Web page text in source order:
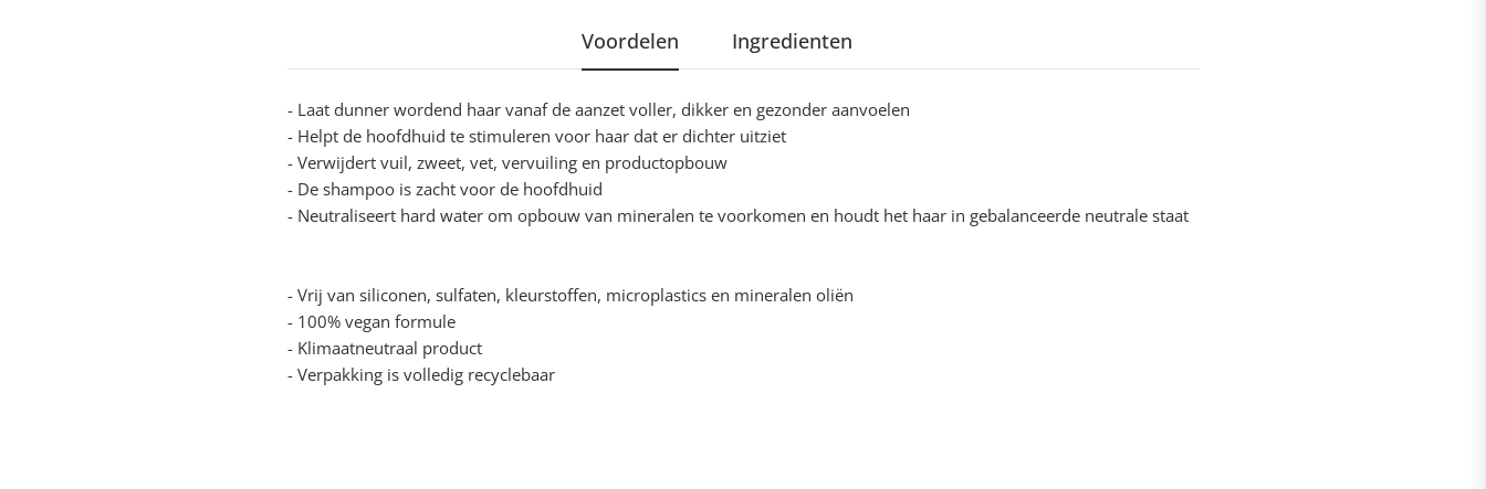
Voordelen Ingredienten
- Laat dunner wordend haar vanaf de aanzet voller, dikker en gezonder aanvoelen
- Helpt de hoofdhuid te stimuleren voor haar dat er dichter uitziet
- Verwijdert vuil, zweet, vet, vervuiling en productopbouw
- De shampoo is zacht voor de hoofdhuid
- Neutraliseert hard water om opbouw van mineralen te voorkomen en houdt het haar in gebalanceerde neutrale staat
- Vrij van siliconen, sulfaten, kleurstoffen, microplastics en mineralen oliën
- 100% vegan formule
- Klimaatneutraal product
- Verpakking is volledig recyclebaar